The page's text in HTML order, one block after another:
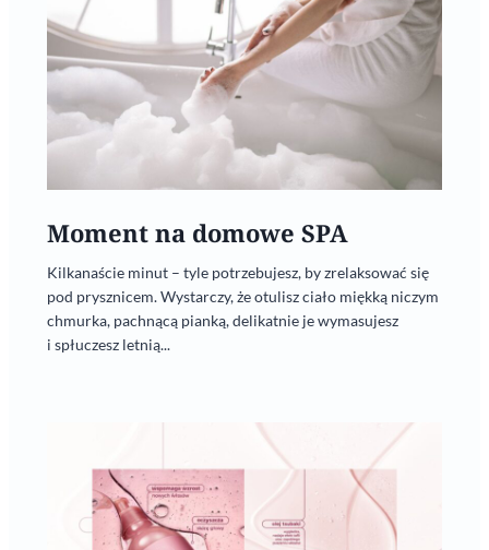
Moment na domowe SPA
Kilkanaście minut – tyle potrzebujesz, by zrelaksować się
pod prysznicem. Wystarczy, że otulisz ciało miękką niczym
chmurka, pachnącą pianką, delikatnie je wymasujesz
i spłuczesz letnią...